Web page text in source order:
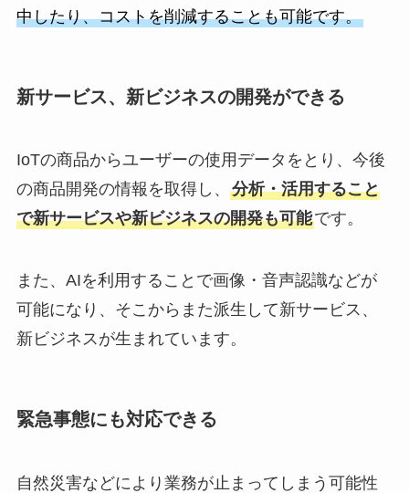
中したり、コストを削減することも可能です。
新サービス、新ビジネスの開発ができる
IoTの商品からユーザーの使用データをとり、今後
の商品開発の情報を取得し、 分析・活用すること
で新サービスや新ビジネスの開発も可能です。
また、AIを利用することで画像・音声認識などが
可能になり、そこからまた派生して新サービス、
新ビジネスが生まれています。
緊急事態にも対応できる
自然災害などにより業務が止まってしまう可能性